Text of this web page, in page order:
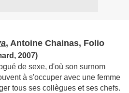
, Antoine Chainas, Folio
2007)
de sexe, d'où son surnom
à s'occuper avec une femme
tous ses collègues et ses chefs.